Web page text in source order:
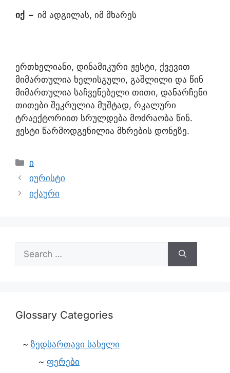
იქ – იმ ადგილას, იმ მხარეს
ერთხელიანი, დინამიკური ჟესტი, ქვევით
მიმართულია ხელისგული, გაშლილი და წინ
მიმართულია საჩვენებელი თითი, დანარჩენი
თითები შეკრულია მუშტად, რკალური
ტრაექტორიით სრულდება მოძრაობა წინ.
ჟესტი წარმოდგენილია მხრების დონეზე.
ი
იურისტი
იქაური
Glossary Categories
ზედსართავი სახელი
ფერები